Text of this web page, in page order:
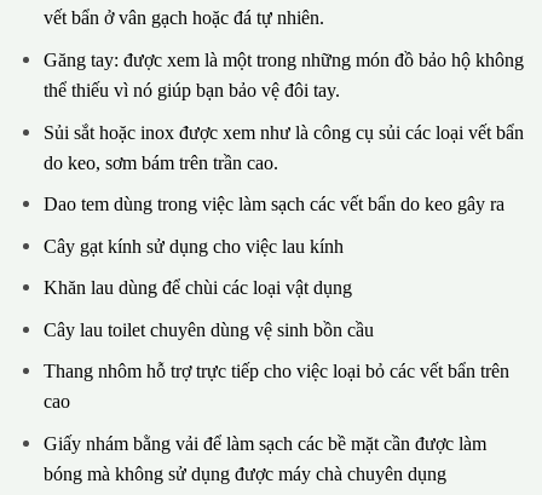
vết bẩn ở vân gạch hoặc đá tự nhiên.
Găng tay: được xem là một trong những món đồ bảo hộ không
thể thiếu vì nó giúp bạn bảo vệ đôi tay.
Sủi sắt hoặc inox được xem như là công cụ sủi các loại vết bẩn
do keo, sơm bám trên trần cao.
Dao tem dùng trong việc làm sạch các vết bẩn do keo gây ra
Cây gạt kính sử dụng cho việc lau kính
Khăn lau dùng để chùi các loại vật dụng
Cây lau toilet chuyên dùng vệ sinh bồn cầu
Thang nhôm hỗ trợ trực tiếp cho việc loại bỏ các vết bẩn trên
cao
Giấy nhám bằng vải để làm sạch các bề mặt cần được làm
bóng mà không sử dụng được máy chà chuyên dụng